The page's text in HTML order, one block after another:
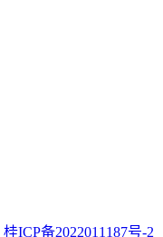
桂ICP备2022011187号-2